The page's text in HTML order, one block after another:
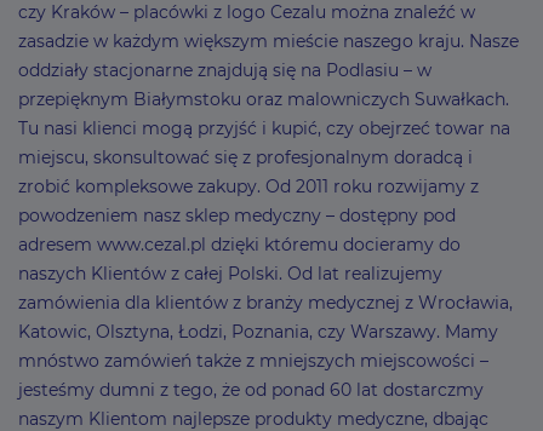
czy Kraków – placówki z logo Cezalu można znaleźć w
zasadzie w każdym większym mieście naszego kraju. Nasze
oddziały stacjonarne znajdują się na Podlasiu – w
przepięknym Białymstoku oraz malowniczych Suwałkach.
Tu nasi klienci mogą przyjść i kupić, czy obejrzeć towar na
miejscu, skonsultować się z profesjonalnym doradcą i
zrobić kompleksowe zakupy. Od 2011 roku rozwijamy z
powodzeniem nasz sklep medyczny – dostępny pod
adresem www.cezal.pl dzięki któremu docieramy do
naszych Klientów z całej Polski. Od lat realizujemy
zamówienia dla klientów z branży medycznej z Wrocławia,
Katowic, Olsztyna, Łodzi, Poznania, czy Warszawy. Mamy
mnóstwo zamówień także z mniejszych miejscowości –
jesteśmy dumni z tego, że od ponad 60 lat dostarczmy
naszym Klientom najlepsze produkty medyczne, dbając